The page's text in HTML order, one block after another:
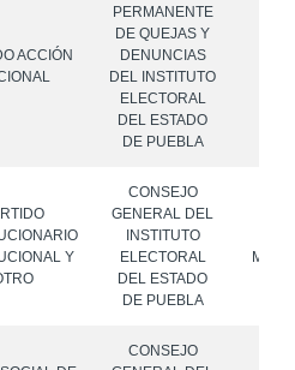
ACCIÓN
PERMANENTE
DE QUEJAS Y
DENUNCIAS
DEL INSTITUTO
ELECTORAL
DEL ESTADO
DE PUEBLA
Y
CONSEJO
GENERAL DEL
INSTITUTO
ELECTORAL
DEL ESTADO
DE PUEBLA
CONSEJO